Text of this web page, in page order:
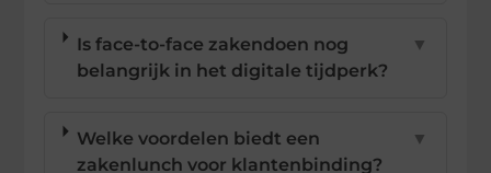
Is face-to-face zakendoen nog
belangrijk in het digitale tijdperk?
▼
Welke voordelen biedt een
zakenlunch voor klantenbinding?
▼